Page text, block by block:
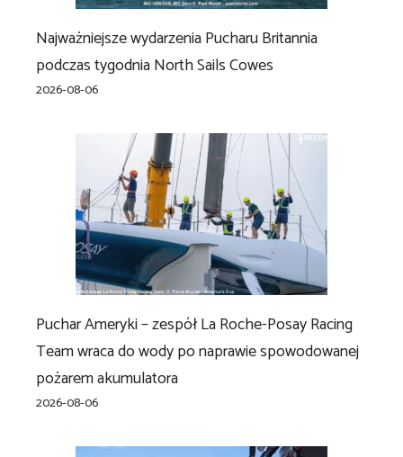
Najważniejsze wydarzenia Pucharu Britannia
podczas tygodnia North Sails Cowes
2026-08-06
Puchar Ameryki – zespół La Roche-Posay Racing
Team wraca do wody po naprawie spowodowanej
pożarem akumulatora
2026-08-06